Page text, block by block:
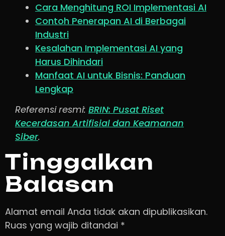
Cara Menghitung ROI Implementasi AI
Contoh Penerapan AI di Berbagai
Industri
Kesalahan Implementasi AI yang
Harus Dihindari
Manfaat AI untuk Bisnis: Panduan
Lengkap
Referensi resmi: BRIN: Pusat Riset
Kecerdasan Artifisial dan Keamanan
Siber.
Tinggalkan
Balasan
Alamat email Anda tidak akan dipublikasikan.
Ruas yang wajib ditandai *